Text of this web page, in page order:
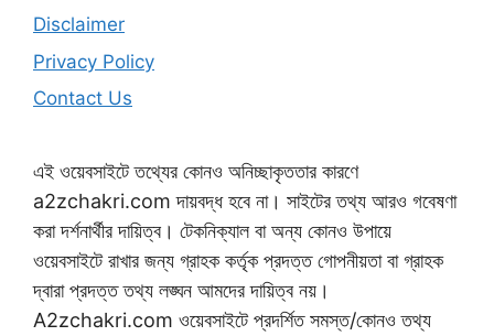
Disclaimer
Privacy Policy
Contact Us
এই ওয়েবসাইটে তথ্যের কোনও অনিচ্ছাকৃততার কারণে
a2zchakri.com দায়বদ্ধ হবে না। সাইটের তথ্য আরও গবেষণা
করা দর্শনার্থীর দায়িত্ব। টেকনিক্যাল বা অন্য কোনও উপায়ে
ওয়েবসাইটে রাখার জন্য গ্রাহক কর্তৃক প্রদত্ত গোপনীয়তা বা গ্রাহক
দ্বারা প্রদত্ত তথ্য লঙ্ঘন আমদের দায়িত্ব নয়।
A2zchakri.com ওয়েবসাইটে প্রদর্শিত সমস্ত/কোনও তথ্য